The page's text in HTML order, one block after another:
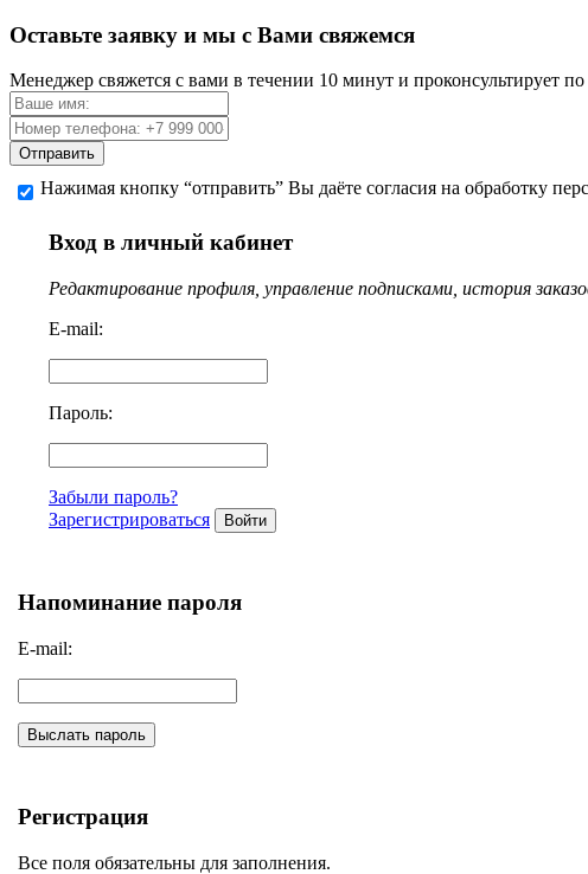
Оставьте заявку и мы с Вами свяжемся
Менеджер свяжется с вами в течении 10 минут и проконсультирует
Отправить
Нажимая кнопку “отправить” Вы даёте согласия на обработку
Вход в личный кабинет
Редактирование профиля, управление подписками, история
E-mail:
Пароль:
Забыли пароль?
Зарегистрироваться
Войти
Напоминание пароля
E-mail:
Выслать пароль
Регистрация
Все поля обязательны для заполнения.